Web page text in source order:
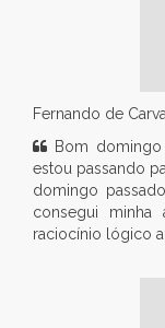
Fernando de
Bom domingo
estou passando
domingo
consegui
raciocínio lógico